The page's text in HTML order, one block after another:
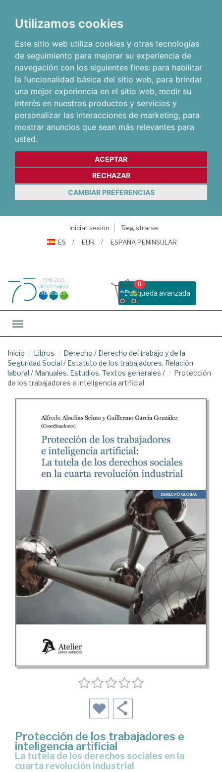
Utilizamos cookies
Este sitio web utiliza cookies y otras tecnologías
de seguimiento para mejorar su experiencia de
navegación con los siguientes fines: para habilitar
la funcionalidad básica del sitio web, para brindar
una mejor experiencia en el sitio web, medir su
interés en nuestros productos y servicios y
personalizar las interacciones de marketing, para
mostrar anuncios que sean más relevantes para
usted.
ACEPTAR
RECHAZAR
CAMBIAR PREFERENCIAS
Iniciar sesión
Registrarse
ES
EUR ESPAÑA PENINSULAR
Busqueda avanzada
0
Toggle navigation
Inicio Libros Derecho / Derecho del trabajo y de la
Seguridad Social / Estatuto de los trabajadores. Relación
laboral / Manuales. Estudios. Textos generales /
Protección
de los trabajadores e inteligencia artificial
Protección de los trabajadores e
inteligencia artificial
la tutela de los derechos sociales en la
cuarta revolución industrial